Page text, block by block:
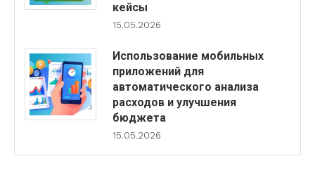
кейсы
15.05.2026
Использование мобильных
приложений для
автоматического анализа
расходов и улучшения
бюджета
15.05.2026